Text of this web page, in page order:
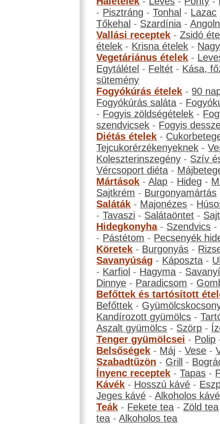
- Pisztráng -Tonhal - Lazac
Tőkehal - Szardínia -
Vallási receptek -Zsidó
ételek - Krisna ételek -
Vegetáriánus ételek -
Egytálétel - Feltét - Kása,
sütemény
Fogyókúrás ételek - 90
Fogyókúrás saláta -
- Fogyis zöldségételek -
szendvicsek - Fogyis
Diétás ételek -
Tejcukorérzékenyeknek -
Koleszterinszegény - Szív
Vércsoport diéta -
Mártások -Alap - Hideg -
Sajtkrém - Burgonyamártás
Saláták - Majonézes -
-Tavaszi - Salátaöntet -
Hidegkonyha- Szendvics -
- Pástétom - Pecsenyék
Köretek - Burgonyás -
Savanyúság - Káposzta -
- Karfiol - Hagyma -
Dinnye - Paradicsom -
Befőttek és tartósított
Befőttek -
Kandírozott gyümölcs -
Aszalt gyümölcs - Szörp -
Tenger gyümölcsei - Polip
Belsőségek - Máj -Vese -
Szabadtűzön - Grill -
Ínyenc receptek -Tapas -
Kávék - Hosszú kávé -
Jeges kávé -Alkoholos kávé
Teák - Fekete tea -Zöld tea
tea -Alkoholos tea